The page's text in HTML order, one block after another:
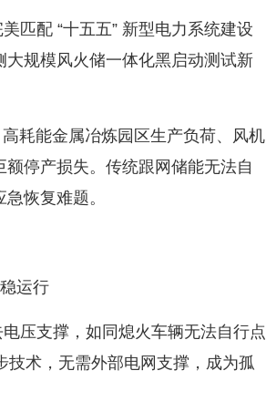
匹配 “十五五” 新型电力系统建设
规模风火储一体化黑启动测试新
耗能金属冶炼园区生产负荷、风机
停产损失。传统跟网储能无法自
恢复难题。
运行
压支撑，如同熄火车辆无法自行点
技术，无需外部电网支撑，成为孤